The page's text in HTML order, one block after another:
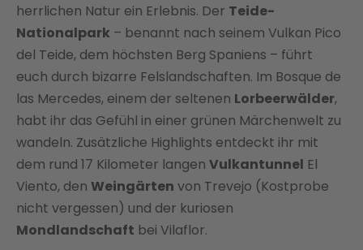
herrlichen Natur ein Erlebnis. Der Teide-
Nationalpark – benannt nach seinem Vulkan Pico
del Teide, dem höchsten Berg Spaniens – führt
euch durch bizarre Felslandschaften. Im Bosque de
las Mercedes, einem der seltenen Lorbeerwälder,
habt ihr das Gefühl in einer grünen Märchenwelt zu
wandeln. Zusätzliche Highlights entdeckt ihr mit
dem rund 17 Kilometer langen Vulkantunnel El
Viento, den Weingärten von Trevejo (Kostprobe
nicht vergessen) und der kuriosen
Mondlandschaft bei Vilaflor.